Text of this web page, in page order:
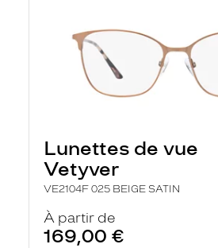
Lunettes de vue
Vetyver
VE2104F 025 BEIGE SATIN
À partir de
169,00 €